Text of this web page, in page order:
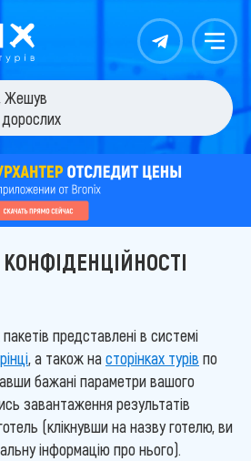
Контакты Меню
Жешув
представлені в системі
, а також на сторінках турів по
бажані параметри вашого
завантаження результатів
(клікнувши на назву готелю, ви
інформацію про нього).